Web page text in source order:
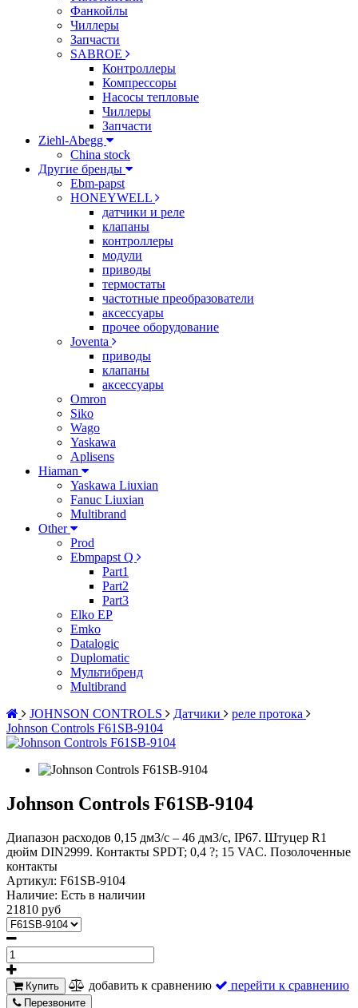
Фанкойлы
Чиллеры
Запчасти
SABROE
Контроллеры
Компрессоры
Насосы тепловые
Чиллеры
Запчасти
Ziehl-Abegg
China stock
Другие бренды
Ebm-papst
HONEYWELL
датчики и реле
клапаны
контроллеры
модули
приводы
термостаты
частотные преобразователи
аксессуары
прочее оборудование
Joventa
приводы
клапаны
аксессуары
Omron
Siko
Wago
Yaskawa
Aplisens
Hiaman
Yaskawa Liuxian
Fanuc Liuxian
Multibrand
Other
Prod
Ebmpapst Q
Part1
Part2
Part3
Elko EP
Emko
Datalogic
Duplomatic
Мультибренд
Multibrand
JOHNSON CONTROLS
Датчики
реле протока
Johnson Controls F61SB-9104
Johnson Controls F61SB-9104
Диапазон расходов 0,15 дм3/с – 46 дм3/с, IP67. Штуцер R1
дюйм DIN2999. Контакты SPDT; 0,4 ?; 15 VAC. Позолоченные
контакты
Артикул: F61SB-9104
Наличие: Есть в наличии
21810 руб
Купить добавить к сравнению перейти к сравнению
Перезвоните